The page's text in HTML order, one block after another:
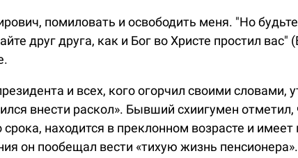
помиловать и освободить меня. "Но будьте
друг друга, как и Бог во Христе простил вас"
и всех, кого огорчил своими словами,
внести раскол». Бывший схиигумен
находится в преклонном возрасте и
он пообещал вести «тихую жизнь пенсионера».